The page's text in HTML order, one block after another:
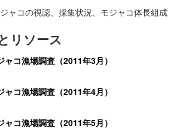
ャコの視認、採集状況、モジャコ体長組成
リソース
ャコ漁場調査（2011年3月）
ャコ漁場調査（2011年4月）
ャコ漁場調査（2011年5月）